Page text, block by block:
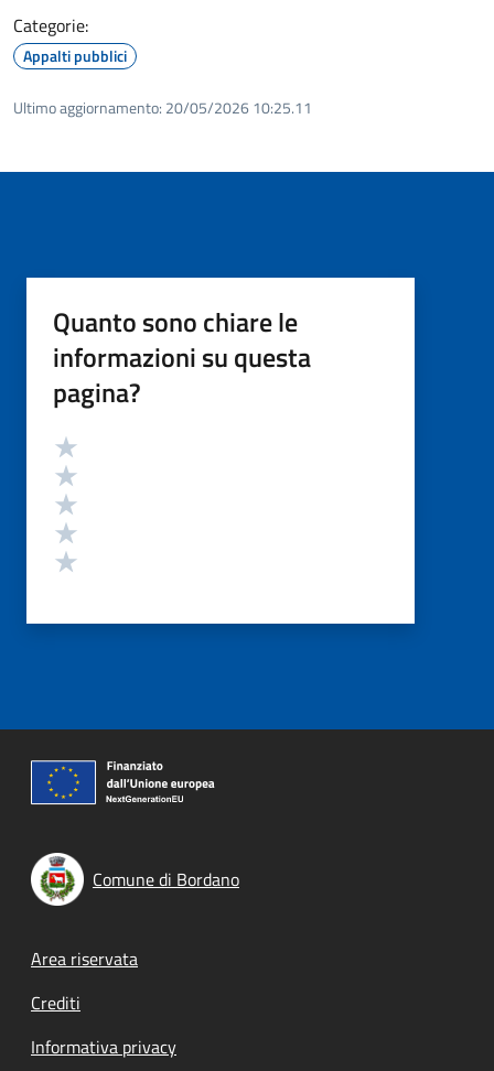
Categorie:
Appalti pubblici
Ultimo aggiornamento: 20/05/2026 10:25.11
Quanto sono chiare le
informazioni su questa
pagina?
Valutazione
Comune di Bordano
Footer menu
Area riservata
Crediti
Informativa privacy